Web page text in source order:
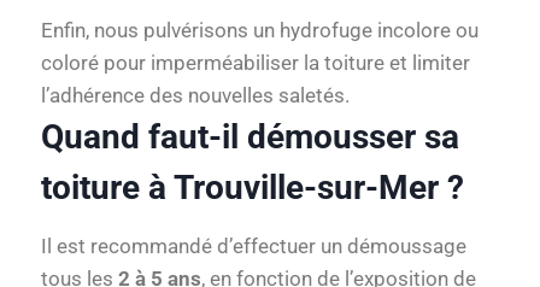
Enfin, nous pulvérisons un hydrofuge incolore ou
coloré pour imperméabiliser la toiture et limiter
l’adhérence des nouvelles saletés.
Quand faut-il démousser sa
toiture à Trouville-sur-Mer ?
Il est recommandé d’effectuer un démoussage
tous les 2 à 5 ans, en fonction de l’exposition de